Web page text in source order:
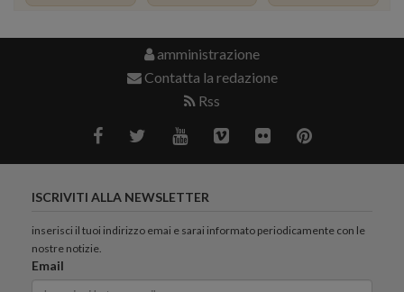
amministrazione
Contatta la redazione
Rss
ISCRIVITI ALLA NEWSLETTER
inserisci il tuoi indirizzo emai e sarai informato periodicamente con le
nostre notizie.
Email